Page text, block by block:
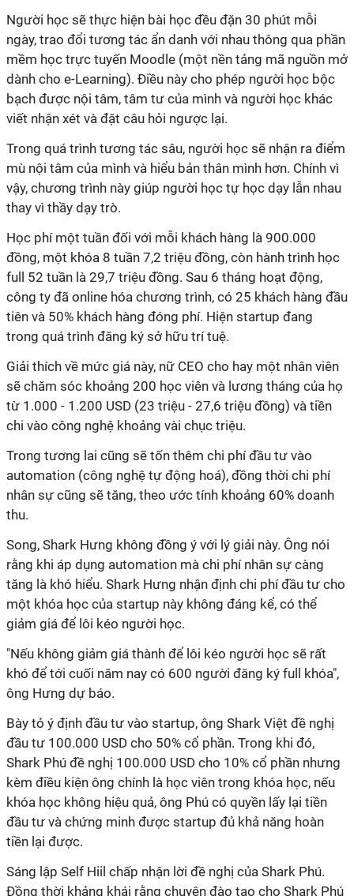
Người học sẽ thực hiện bài học đều đặn 30 phút mỗi
ngày, trao đổi tương tác ẩn danh với nhau thông qua phần
mềm học trực tuyến Moodle (một nền tảng mã nguồn mở
dành cho e-Learning). Điều này cho phép người học bộc
bạch được nội tâm, tâm tư của mình và người học khác
viết nhận xét và đặt câu hỏi ngược lại.
Trong quá trình tương tác sâu, người học sẽ nhận ra điểm
mù nội tâm của mình và hiểu bản thân mình hơn. Chính vì
vậy, chương trình này giúp người học tự học dạy lẫn nhau
thay vì thầy dạy trò.
Học phí một tuần đối với mỗi khách hàng là 900.000
đồng, một khóa 8 tuần 7,2 triệu đồng, còn hành trình học
full 52 tuần là 29,7 triệu đồng. Sau 6 tháng hoạt động,
công ty đã online hóa chương trình, có 25 khách hàng đầu
tiên và 50% khách hàng đóng phí. Hiện startup đang
trong quá trình đăng ký sở hữu trí tuệ.
Giải thích về mức giá này, nữ CEO cho hay một nhân viên
sẽ chăm sóc khoảng 200 học viên và lương tháng của họ
từ 1.000 - 1.200 USD (23 triệu - 27,6 triệu đồng) và tiền
chi vào công nghệ khoảng vài chục triệu.
Trong tương lai cũng sẽ tốn thêm chi phí đầu tư vào
automation (công nghệ tự động hoá), đồng thời chi phí
nhân sự cũng sẽ tăng, theo ước tính khoảng 60% doanh
thu.
Song, Shark Hưng không đồng ý với lý giải này. Ông nói
rằng khi áp dụng automation mà chi phí nhân sự càng
tăng là khó hiểu. Shark Hưng nhận định chi phí đầu tư cho
một khóa học của startup này không đáng kể, có thể
giảm giá để lôi kéo người học.
"Nếu không giảm giá thành để lôi kéo người học sẽ rất
khó để tới cuối năm nay có 600 người đăng ký full khóa",
ông Hưng dự báo.
Bày tỏ ý định đầu tư vào startup, ông Shark Việt đề nghị
đầu tư 100.000 USD cho 50% cổ phần. Trong khi đó,
Shark Phú đề nghị 100.000 USD cho 10% cổ phần nhưng
kèm điều kiện ông chính là học viên trong khóa học, nếu
khóa học không hiệu quả, ông Phú có quyền lấy lại tiền
đầu tư và chứng minh được startup đủ khả năng hoàn
tiền lại được.
Sáng lập Self Hiil chấp nhận lời đề nghị của Shark Phú.
Đồng thời khảng khái rằng chuyện đào tạo cho Shark Phú